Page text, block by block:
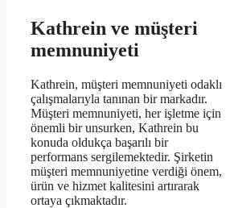
Kathrein ve müşteri
memnuniyeti
Kathrein, müşteri memnuniyeti odaklı
çalışmalarıyla tanınan bir markadır.
Müşteri memnuniyeti, her işletme için
önemli bir unsurken, Kathrein bu
konuda oldukça başarılı bir
performans sergilemektedir. Şirketin
müşteri memnuniyetine verdiği önem,
ürün ve hizmet kalitesini artırarak
ortaya çıkmaktadır.